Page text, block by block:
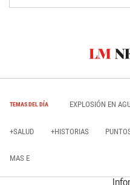
TEMAS DEL DÍA EXPLOSIÓN EN
+SALUD +HISTORIAS
MAS E